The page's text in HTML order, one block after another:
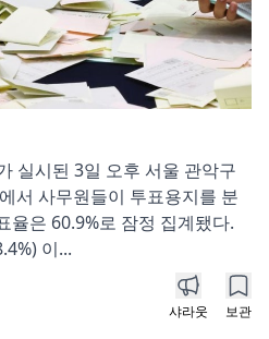
실시된 3일 오후 서울 관악구
서 사무원들이 투표용지를 분
율은 60.9%로 잠정 집계됐다.
이...
샤라웃 보관